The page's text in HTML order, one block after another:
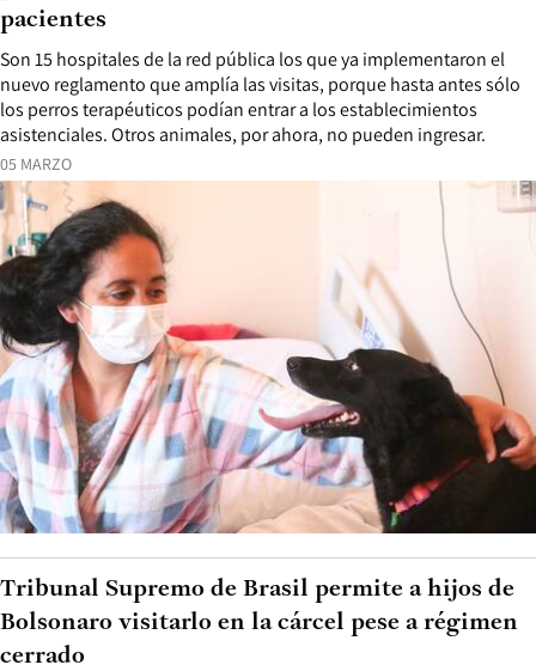
05 MARZO
Son 15 hospitales de la red pública los que ya implementaron el
nuevo reglamento que amplía las visitas, porque hasta antes sólo
los perros terapéuticos podían entrar a los establecimientos
asistenciales. Otros animales, por ahora, no pueden ingresar.
pacientes
Tribunal Supremo de Brasil permite a hijos de
Bolsonaro visitarlo en la cárcel pese a régimen
cerrado